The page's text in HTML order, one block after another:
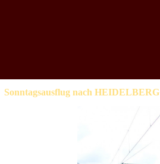
Sonntagsausflug nach HEIDELBERG